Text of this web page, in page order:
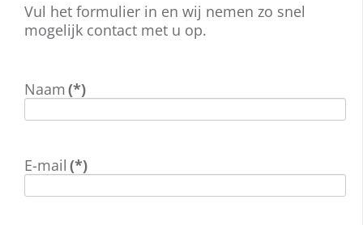
Vul het formulier in en wij nemen zo snel
mogelijk contact met u op.
Naam(*)
E-mail (*)